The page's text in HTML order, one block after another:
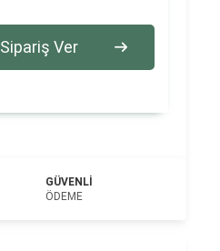
Sipariş Ver
GÜVENLI
ÖDEME